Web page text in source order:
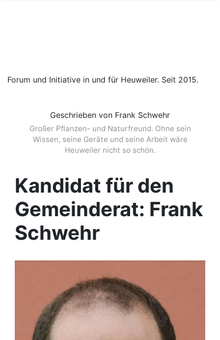
Forum und Initiative in und für Heuweiler. Seit 2015.
Geschrieben von Frank Schwehr
Großer Pflanzen- und Naturfreund. Ohne sein
Wissen, seine Geräte und seine Arbeit wäre
Heuweiler nicht so schön.
Kandidat für den
Gemeinderat: Frank
Schwehr